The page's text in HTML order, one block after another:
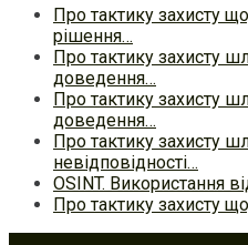
Про тактику захисту
рішення…
Про тактику захисту
доведення…
Про тактику захисту
доведення…
Про тактику захисту
невідповідності…
OSINT. Використання
Про тактику захисту